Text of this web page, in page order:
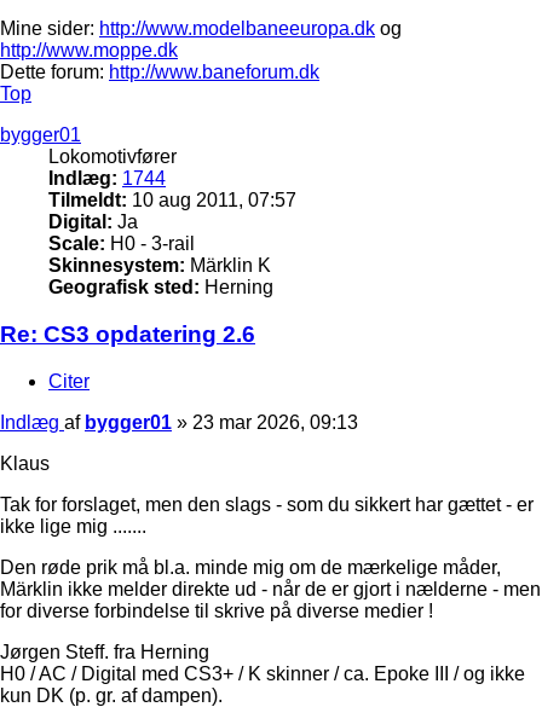
Mine sider: http://www.modelbaneeuropa.dk og
http://www.moppe.dk
Dette forum: http://www.baneforum.dk
Top
bygger01
Lokomotivfører
Indlæg: 1744
Tilmeldt: 10 aug 2011, 07:57
Digital: Ja
Scale: H0 - 3-rail
Skinnesystem: Märklin K
Geografisk sted: Herning
Re: CS3 opdatering 2.6
Citer
Indlæg af bygger01 » 23 mar 2026, 09:13
Klaus
Tak for forslaget, men den slags - som du sikkert har gættet - er
ikke lige mig .......
Den røde prik må bl.a. minde mig om de mærkelige måder,
Märklin ikke melder direkte ud - når de er gjort i nælderne - men
for diverse forbindelse til skrive på diverse medier !
Jørgen Steff. fra Herning
H0 / AC / Digital med CS3+ / K skinner / ca. Epoke III / og ikke
kun DK (p. gr. af dampen).